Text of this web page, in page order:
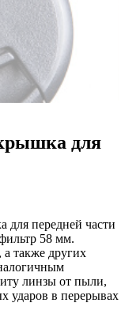
для
для передней части
58 мм.
а также других
линзы от пыли,
ударов в перерывах